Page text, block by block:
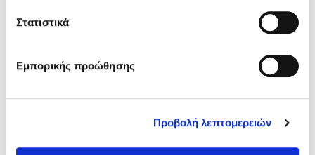
Στατιστικά
Εμπορικής προώθησης
Προβολή λεπτομερειών